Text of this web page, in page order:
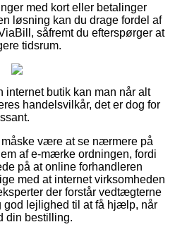
med kort eller betalinger
løsning kan du drage fordel af
såfremt du efterspørger at
tidsrum.
internet butik kan man når alt
handelsvilkår, det er dog for
være at se nærmere på
af e-mærke ordningen, fordi
på at online forhandleren
med at internet virksomheden
der forstår vedtægterne
god lejlighed til at få hjælp, når
din bestilling.